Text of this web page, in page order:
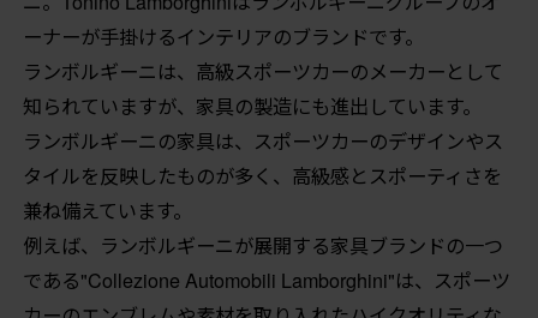
ーナーが手掛けるインテリアのブランドです。
ランボルギーニは、高級スポーツカーのメーカーとして
知られていますが、家具の製造にも進出しています。
ランボルギーニの家具は、スポーツカーのデザインやス
タイルを反映したものが多く、高級感とスポーティさを
兼ね備えています。
例えば、ランボルギーニが展開する家具ブランドの一つ
である"Collezione Automobili Lamborghini"は、スポーツ